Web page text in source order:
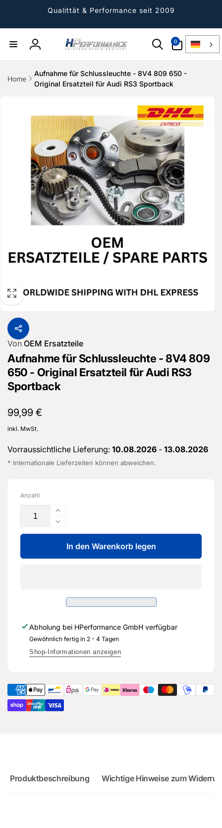
Qualittät & Performance seit 2009
Einloggen
0
Artikel
Home
Aufnahme für Schlussleuchte - 8V4 809 650 -
Original Ersatzteil für Audi RS3 Sportback
Von OEM Ersatzteile
Aufnahme für Schlussleuchte - 8V4 809
650 - Original Ersatzteil für Audi RS3
Sportback
Normaler
Preis
99,99 €
inkl. MwSt.
Vorraussichtliche Lieferung: 10.08.2026 - 13.08.2026
* Internationale Lieferzeiten können abweichen.
Anzahl
Erhöhe
die
Menge
für
Aufnahme
8V4
809
-
Original
Ersatzteil
Sportback
Verringere
die
Menge
für
8V4
650
-
Original
Audi
RS3
Sportback
In den Warenkorb legen
Abholung bei HPerformance GmbH verfügbar
Gewöhnlich fertig in 2 - 4 Tagen
Shop-Informationen anzeigen
Produktbeschreibung Wichtige Hinweise zum